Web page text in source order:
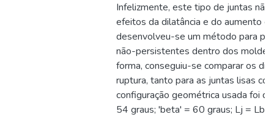
Infelizmente, este tipo de juntas não
efeitos da dilatância e do aumento
desenvolveu-se um método para
não-persistentes dentro dos
forma, conseguiu-se comparar os
ruptura, tanto para as juntas lisas
configuração geométrica usada foi
54 graus; 'beta' = 60 graus; Lj = Lb